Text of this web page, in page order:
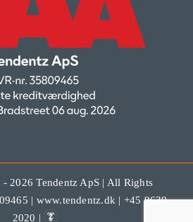
2026 Tendentz ApS | All Rights
| www.tendentz.dk | +45 9630
2020 |